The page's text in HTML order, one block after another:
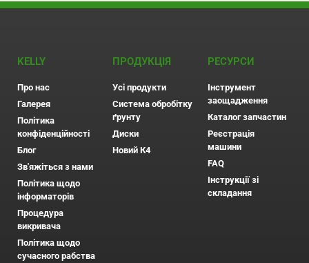
KELLY
Про нас
Галерея
Політика
конфіденційності
Блог
Зв'яжіться з нами
Політика щодо
інформаторів
Процедура
викривача
Політика щодо
сучасного рабства
ПРОДУКЦІЯ
Усі продукти
Система обробітку
ґрунту
Диски
Новий К4
РЕСУРСИ
Інструмент
заощадження
Каталог запчастин
Реєстрація
машини
FAQ
Інструкції зі
складання